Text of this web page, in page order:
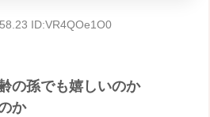
ID:VR4QOe1O0
の孫でも嬉しいのか
か